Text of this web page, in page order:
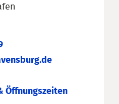
Öffnungszeiten